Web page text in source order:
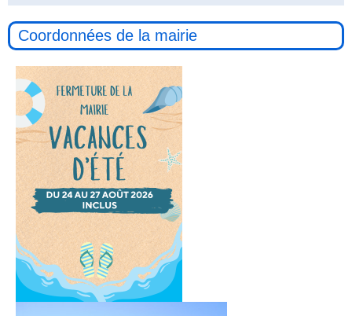
Coordonnées de la mairie